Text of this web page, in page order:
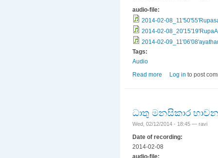
audio-file:
2014-02-
2014-02-
2014-02-
Tags:
Audio
Read more about රූප සහ
Log in to post
ධාතු මනසිකාර
Wed, 02/12/2014 - 18:45 — ravi
Date of recording:
2014-02-08
audio-file: